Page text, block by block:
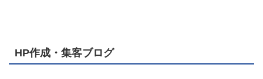
HP作成・集客ブログ